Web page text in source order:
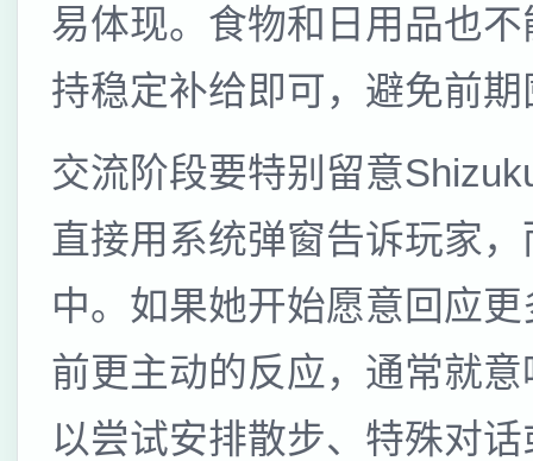
易体现。食物和日用品也
持稳定补给即可，避免前
交流阶段要特别留意
直接用系统弹窗告诉玩家
中。如果她开始愿意回应
前更主动的反应，通常就
以尝试安排散步、特殊对